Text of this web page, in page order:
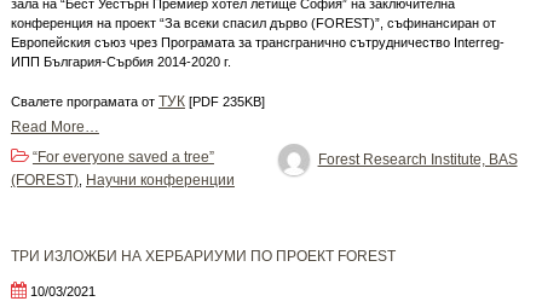
зала на “Бест Уестърн Премиер хотел летище София” на заключителна
конференция на проект “За всеки спасил дърво (FOREST)”, съфинансиран от
Европейския съюз чрез Програмата за трансгранично сътрудничество Interreg-
ИПП България-Сърбия 2014-2020 г.
Свалете програмата от ТУК [PDF 235KB]
Read More…
Forest Research Institute, BAS
“For everyone saved a tree”
(FOREST), Научни конференции
ТРИ ИЗЛОЖБИ НА ХЕРБАРИУМИ ПО ПРОЕКТ FOREST
10/03/2021